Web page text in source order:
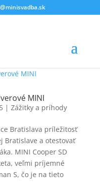
MINI
| Zážitky a príhody
Bratislava príležitosť
Bratislave a otestovať
MINI Cooper SD
veľmi príjemné
S, čo je na tieto